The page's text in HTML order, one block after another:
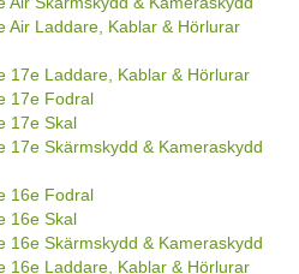
Air Laddare, Kablar & Hörlurar
17e Laddare, Kablar & Hörlurar
17e Fodral
17e Skal
17e Skärmskydd & Kameraskydd
16e Fodral
16e Skal
16e Skärmskydd & Kameraskydd
16e Laddare, Kablar & Hörlurar